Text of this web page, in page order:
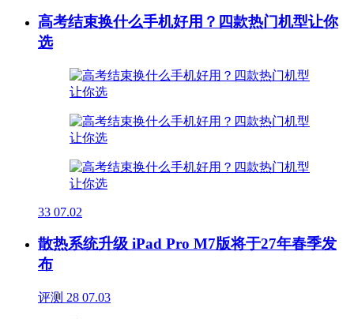
高考结束换什么手机好用？四款热门机型让你
选
33 07.02
散热系统升级 iPad Pro M7版将于27年春季发
布
评测 28 07.03